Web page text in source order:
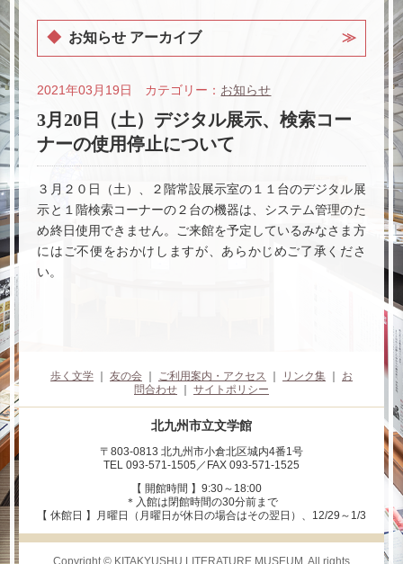
2021年03月19日 カテゴリー： お知らせ
3月20日（土）デジタル展示、検索コー
ナーの使用停止について
３月２０日（土）、２階常設展示室の１１台のデジタル展
示と１階検索コーナーの２台の機器は、システム管理のた
め終日使用できません。ご来館を予定しているみなさま方
にはご不便をおかけしますが、あらかじめご了承くださ
い。
お知らせ アーカイブ
歩く文学 友の会 ご利用案内・アクセス リンク集
お
問合わせ
サイトポリシー
北九州市立文学館
〒803-0813 北九州市小倉北区城内4番1号
TEL 093-571-1505／FAX 093-571-1525
【 開館時間 】9:30～18:00
＊入館は閉館時間の30分前まで
【 休館日 】月曜日（月曜日が休日の場合はその翌日）、12/29～1/3
Copyright © KITAKYUSHU LITERATURE MUSEUM. All rights